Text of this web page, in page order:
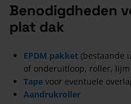
Benodigdheden
plat dak
EPDM pakket (bestaande
of onderuitloop, roller,
Tape voor eventuele
Aandrukroller